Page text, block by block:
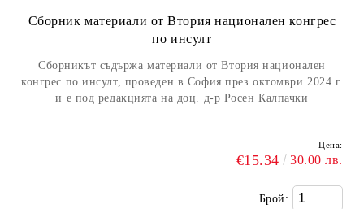
Сборник материали от Втория национален конгрес
по инсулт
Сборникът съдържа материали от Втория национален
конгрес по инсулт, проведен в София през октомври 2024 г.
и е под редакцията на доц. д-р Росен Калпачки
Цена:
€15.34 30.00 лв.
Брой: